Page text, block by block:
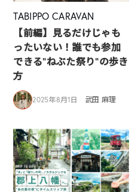
TABIPPO CARAVAN
【前編】見るだけじゃも
ったいない！誰でも参加
できる“ねぶた祭り”の歩き
方
2025年8月1日 武田 麻理